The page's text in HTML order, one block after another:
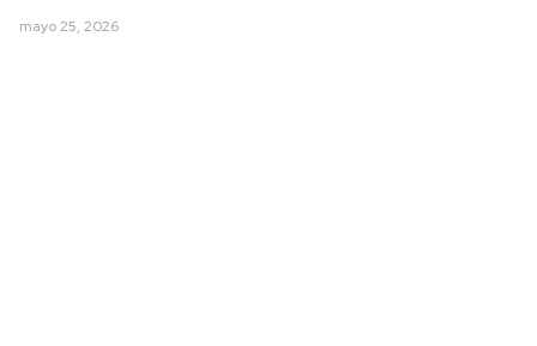
mayo 25, 2026